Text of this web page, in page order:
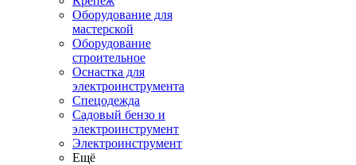
Оборудование для
мастерской
Оборудование
строительное
Оснастка для
электроинструмента
Спецодежда
Садовый бензо и
электроинструмент
Электроинструмент
Ещё